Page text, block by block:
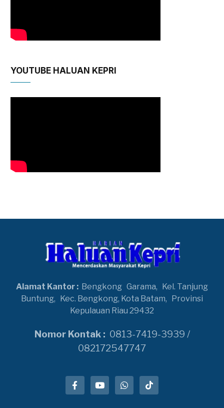
YOUTUBE HALUAN KEPRI
Alamat Kantor : Bengkong Garama, Kel. Tanjung
Buntung, Kec. Bengkong, Kota Batam, Provinsi
Kepulauan Riau 29432
Nomor Kontak : 0813-7419-3939 /
082172547747